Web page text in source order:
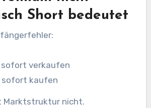
Short bedeutet
verkaufen
kaufen
Marktstruktur nicht.